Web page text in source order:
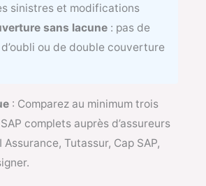
sinistres et modifications
sans lacune: pas de
ou de double couverture
: Comparez au minimum trois
complets auprès d’assureurs
Assurance, Tutassur, Cap SAP,